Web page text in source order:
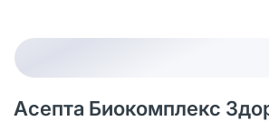
Асепта Биокомплекс